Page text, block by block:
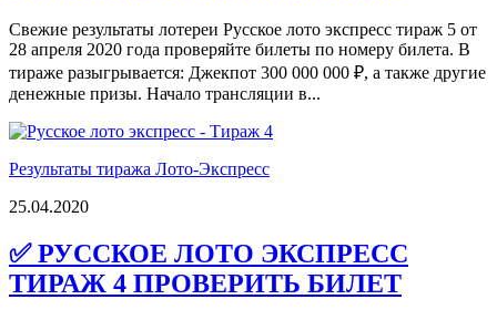
Свежие результаты лотереи Русское лото экспресс тираж 5 от
28 апреля 2020 года проверяйте билеты по номеру билета. В
тираже разыгрывается: Джекпот 300 000 000 ₽, а также другие
денежные призы. Начало трансляции в...
Результаты тиража Лото-Экспресс
25.04.2020
✅ РУССКОЕ ЛОТО ЭКСПРЕСС
ТИРАЖ 4 ПРОВЕРИТЬ БИЛЕТ